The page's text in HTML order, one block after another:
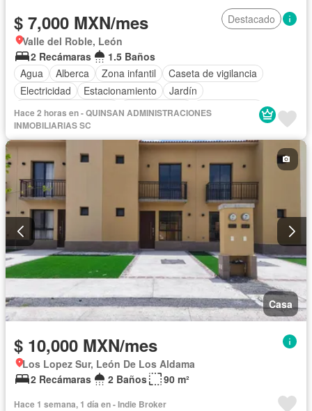
$ 7,000 MXN/mes
Destacado
Valle del Roble, León
2 Recámaras
1.5 Baños
Agua
Alberca Zona infantil
Caseta de vigilancia
Electricidad
Estacionamiento
Jardín
Recámara con closet
Zonas verdes Sin amueblar
Hace 2 horas en - QUINSAN ADMINISTRACIONES
INMOBILIARIAS SC
Casa
$ 10,000 MXN/mes
Los Lopez Sur, León De Los Aldama
2 Recámaras
2 Baños 90 m²
Hace 1 semana, 1 día en - Indie Broker